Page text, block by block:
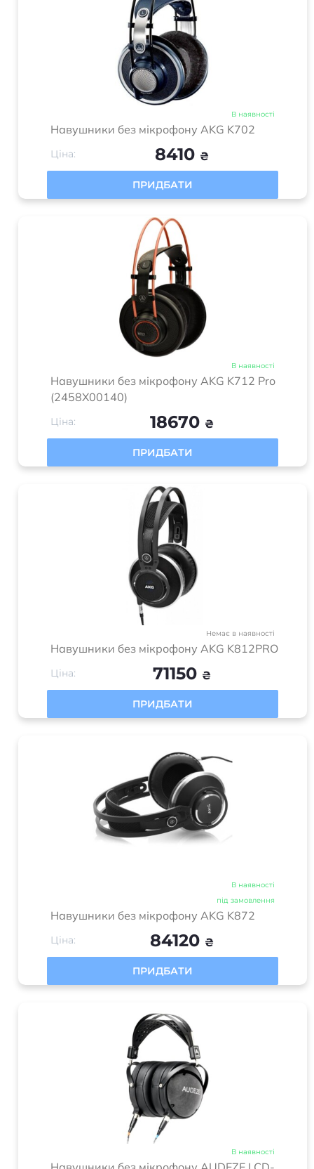
В наявності
Навушники без мікрофону AKG K702
Ціна: 8410 ₴
ПРИДБАТИ
В наявності
Навушники без мікрофону AKG K712 Pro
(2458X00140)
Ціна: 18670 ₴
ПРИДБАТИ
Немає в наявності
Навушники без мікрофону AKG K812PRO
Ціна: 71150 ₴
ПРИДБАТИ
В наявності
під замовлення
Навушники без мікрофону AKG K872
Ціна: 84120 ₴
ПРИДБАТИ
В наявності